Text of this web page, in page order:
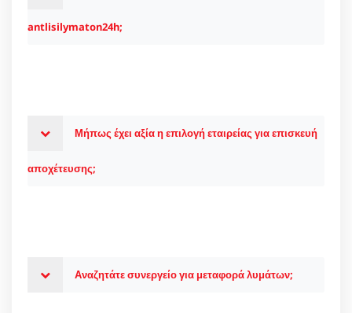
antlisilymaton24h;
Μήπως έχει αξία η επιλογή εταιρείας για επισκευή
αποχέτευσης;
Αναζητάτε συνεργείο για μεταφορά λυμάτων;